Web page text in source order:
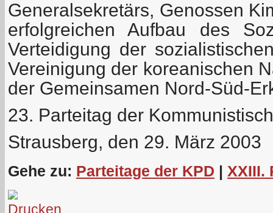
Generalsekretärs, Genossen
erfolgreichen Aufbau des
Verteidigung der
Vereinigung der koreanischen
der Gemeinsamen Nord-Süd-
23. Parteitag der
Strausberg, den 29. März 2003
Gehe zu: Parteitage der KPD | XXIII.